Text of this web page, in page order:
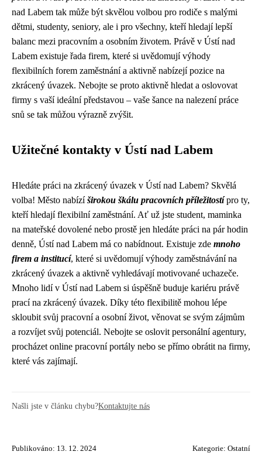
nad Labem tak může být skvělou volbou pro rodiče s malými
dětmi, studenty, seniory, ale i pro všechny, kteří hledají lepší
balanc mezi pracovním a osobním životem. Právě v Ústí nad
Labem existuje řada firem, které si uvědomují výhody
flexibilních forem zaměstnání a aktivně nabízejí pozice na
zkrácený úvazek. Nebojte se proto aktivně hledat a oslovovat
firmy s vaší ideální představou – vaše šance na nalezení práce
snů se tak můžou výrazně zvýšit.
Užitečné kontakty v Ústí nad Labem
Hledáte práci na zkrácený úvazek v Ústí nad Labem? Skvělá
volba! Město nabízíširokou škálu pracovních příležitostípro ty,
kteří hledají flexibilní zaměstnání. Ať už jste student, maminka
na mateřské dovolené nebo prostě jen hledáte práci na pár hodin
denně, Ústí nad Labem má co nabídnout. Existuje zde mnoho
firem a institucí, které si uvědomují výhody zaměstnávání na
zkrácený úvazek a aktivně vyhledávají motivované uchazeče.
Mnoho lidí v Ústí nad Labem si úspěšně buduje kariéru právě
prací na zkrácený úvazek. Díky této flexibilitě mohou lépe
skloubit svůj pracovní a osobní život, věnovat se svým zájmům
a rozvíjet svůj potenciál. Nebojte se oslovit personální agentury,
procházet online pracovní portály nebo se přímo obrátit na firmy,
které vás zajímají.
Našli jste v článku chybu?Kontaktujte nás
Publikováno: 13. 12. 2024 Kategorie: Ostatní